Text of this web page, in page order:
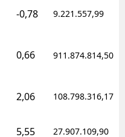
-0,78 9.221.557,99
0,66 911.874.814,50
2,06 108.798.316,17
5,55 27.907.109,90